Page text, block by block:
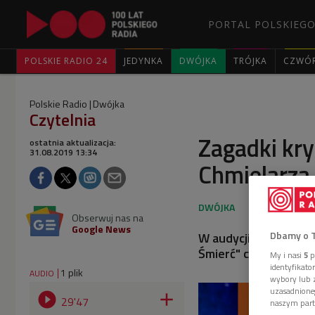
PORTAL
POLSKIE RADIO 24 JEDYNKA DWÓJKA TRÓJKA
Polskie Radio Dwójka
Czytelnia
Zagadki
ostatnia aktualizacja:
31.08.2019 13:34
Obserwuj nas na
Google News
W audycji
Śmierć" czeskiego
AUDIO 1 plik
 29'47 
Dbamy o
My i nasi 5
wybory lub
naszym